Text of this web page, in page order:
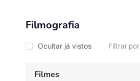
Filmografia
Ocultar já vistos Filtrar por
Filmes